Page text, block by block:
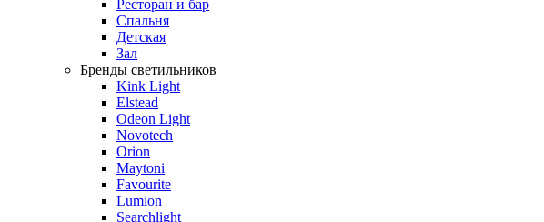
Ресторан и бар
Спальня
Детская
Зал
Бренды светильников
Kink Light
Elstead
Odeon Light
Novotech
Orion
Maytoni
Favourite
Lumion
Searchlight